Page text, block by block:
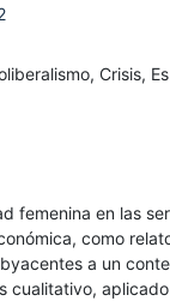
Crisis,
femenina en las
como
a un
cualitativo,